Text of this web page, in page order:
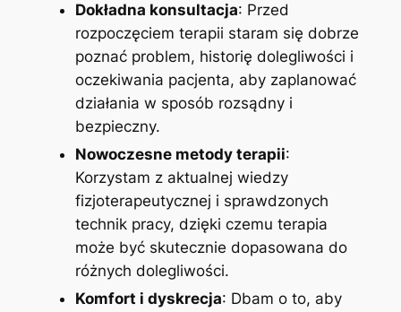
Dokładna konsultacja: Przed
rozpoczęciem terapii staram się dobrze
poznać problem, historię dolegliwości i
oczekiwania pacjenta, aby zaplanować
działania w sposób rozsądny i
bezpieczny.
Nowoczesne metody terapii:
Korzystam z aktualnej wiedzy
fizjoterapeutycznej i sprawdzonych
technik pracy, dzięki czemu terapia
może być skutecznie dopasowana do
różnych dolegliwości.
Komfort i dyskrecja: Dbam o to, aby